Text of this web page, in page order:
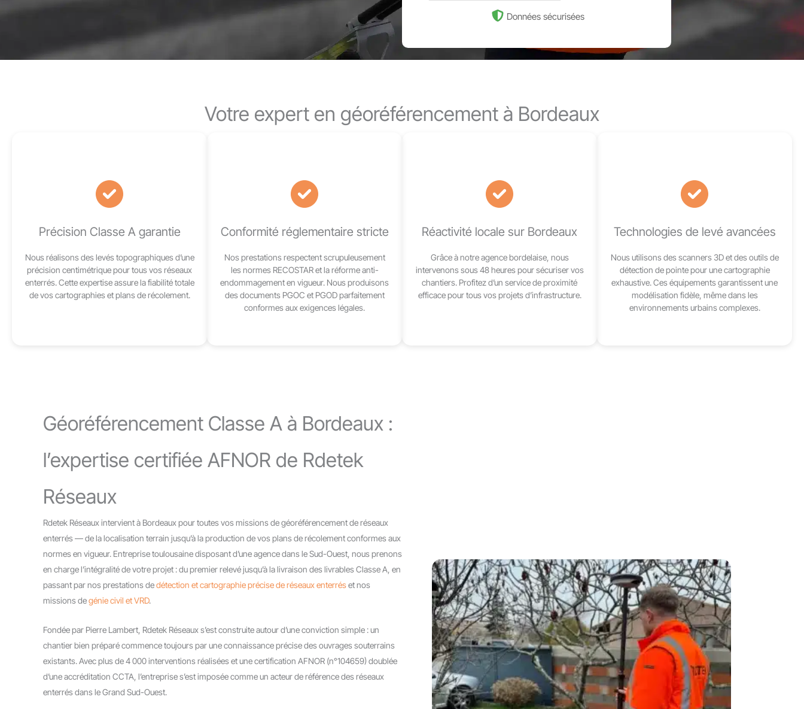
Données sécurisées
Votre expert en géoréférencement à Bordeaux
Précision Classe A garantie
Nous réalisons des levés topographiques d’une
précision centimétrique pour tous vos réseaux
enterrés. Cette expertise assure la fiabilité totale
de vos cartographies et plans de récolement.
Conformité réglementaire stricte
Nos prestations respectent scrupuleusement
les normes RECOSTAR et la réforme anti-
endommagement en vigueur. Nous produisons
des documents PGOC et PGOD parfaitement
conformes aux exigences légales.
Réactivité locale sur Bordeaux
Grâce à notre agence bordelaise, nous
intervenons sous 48 heures pour sécuriser vos
chantiers. Profitez d’un service de proximité
efficace pour tous vos projets d’infrastructure.
Technologies de levé avancées
Nous utilisons des scanners 3D et des outils de
détection de pointe pour une cartographie
exhaustive. Ces équipements garantissent une
modélisation fidèle, même dans les
environnements urbains complexes.
Géoréférencement Classe A à Bordeaux :
l’expertise certifiée AFNOR de Rdetek
Réseaux
Rdetek Réseaux intervient à Bordeaux pour toutes vos missions de géoréférencement de réseaux
enterrés — de la localisation terrain jusqu’à la production de vos plans de récolement conformes aux
normes en vigueur. Entreprise toulousaine disposant d’une agence dans le Sud-Ouest, nous prenons
en charge l’intégralité de votre projet : du premier relevé jusqu’à la livraison des livrables Classe A, en
passant par nos prestations dedétection et cartographie précise de réseaux enterréset nos
missions degénie civil et VRD.
Fondée par Pierre Lambert, Rdetek Réseaux s’est construite autour d’une conviction simple : un
chantier bien préparé commence toujours par une connaissance précise des ouvrages souterrains
existants. Avec plus de 4 000 interventions réalisées et une certification AFNOR (n°104659) doublée
d’une accréditation CCTA, l’entreprise s’est imposée comme un acteur de référence des réseaux
enterrés dans le Grand Sud-Ouest.